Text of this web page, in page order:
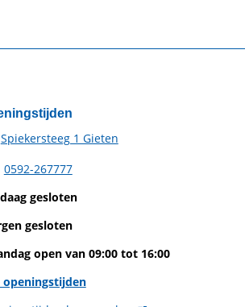
Spiekersteeg 1 Gieten
0592-267777
gesloten
gesloten
open van 09:00 tot 16:00
openingstijden